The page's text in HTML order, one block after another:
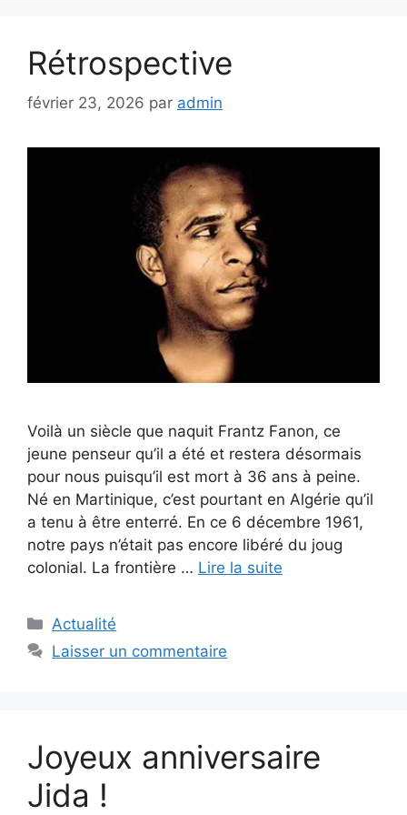
Rétrospective
février 23, 2026 par admin
Voilà un siècle que naquit Frantz Fanon, ce
jeune penseur qu’il a été et restera désormais
pour nous puisqu’il est mort à 36 ans à peine.
Né en Martinique, c’est pourtant en Algérie qu’il
a tenu à être enterré. En ce 6 décembre 1961,
notre pays n’était pas encore libéré du joug
colonial. La frontière … Lire la suite
Catégories
Actualité
Laisser un commentaire
Joyeux anniversaire
Jida !